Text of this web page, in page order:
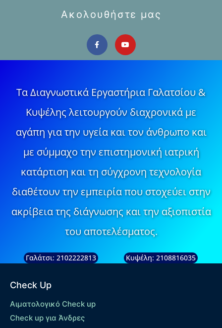
Ακολουθήστε μας
Τα Διαγνωστικά Εργαστήρια Γαλατσίου &
Κυψέλης λειτουργούν διαχρονικά με
αγάπη για την υγεία και τον άνθρωπο και
με σύμμαχο την επιστημονική ιατρική
κατάρτιση και τη σύγχρονη τεχνολογία
διαθέτουν την εμπειρία που στοχεύει στην
ακρίβεια της διάγνωσης και την αξιοπιστία
του αποτελέσματος.
Γαλάτσι: 2102222813 Κυψέλη: 2108816035
Check Up
Αιματολογικό Check up
Check up για Άνδρες